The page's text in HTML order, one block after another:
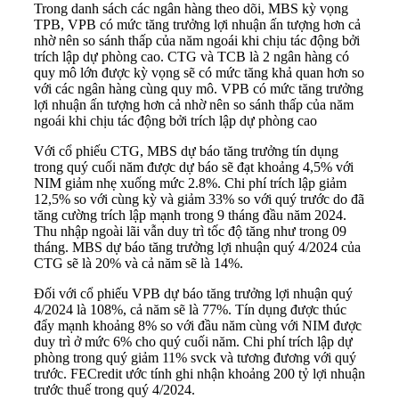
Trong danh sách các ngân hàng theo dõi, MBS kỳ vọng
TPB, VPB có mức tăng trưởng lợi nhuận ấn tượng hơn cả
nhờ nên so sánh thấp của năm ngoái khi chịu tác động bởi
trích lập dự phòng cao. CTG và TCB là 2 ngân hàng có
quy mô lớn được kỳ vọng sẽ có mức tăng khả quan hơn so
với các ngân hàng cùng quy mô. VPB có mức tăng trưởng
lợi nhuận ấn tượng hơn cả nhờ nên so sánh thấp của năm
ngoái khi chịu tác động bởi trích lập dự phòng cao
Với cổ phiếu CTG, MBS dự báo tăng trưởng tín dụng
trong quý cuối năm được dự báo sẽ đạt khoảng 4,5% với
NIM giảm nhẹ xuống mức 2.8%. Chi phí trích lập giảm
12,5% so với cùng kỳ và giảm 33% so với quý trước do đã
tăng cường trích lập mạnh trong 9 tháng đầu năm 2024.
Thu nhập ngoài lãi vẫn duy trì tốc độ tăng như trong 09
tháng. MBS dự báo tăng trưởng lợi nhuận quý 4/2024 của
CTG sẽ là 20% và cả năm sẽ là 14%.
Đối với cổ phiếu VPB dự báo tăng trưởng lợi nhuận quý
4/2024 là 108%, cả năm sẽ là 77%. Tín dụng được thúc
đẩy mạnh khoảng 8% so với đầu năm cùng với NIM được
duy trì ở mức 6% cho quý cuối năm. Chi phí trích lập dự
phòng trong quý giảm 11% svck và tương đương với quý
trước. FECredit ước tính ghi nhận khoảng 200 tỷ lợi nhuận
trước thuế trong quý 4/2024.